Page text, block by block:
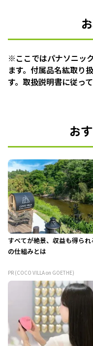
※ここではパナソニッ
ます。付属品名紘取り
す。取扱説明書に従っ
お
すべてが絶景、収益も得られ
の仕組みとは
PR (COCO VILLA on GOETHE)